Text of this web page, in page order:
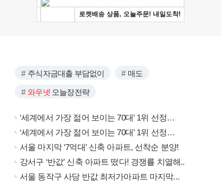
주식자금대출 부담없이 매도
와우넷 오늘장전략
‘세계에서 가장 젊어 보이는 70대’ 1위 선정…
‘세계에서 가장 젊어 보이는 70대’ 1위 선정…
서울 마지막 ‘7억대’ 신축 아파트, 선착순 분양!
강서구 ‘반값’ 신축 아파트 떴다! 경쟁률 치열해..
서울 동작구 사당 반값 최저가아파트 마지막...